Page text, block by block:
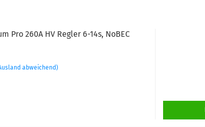
Pro 260A HV Regler 6-14s, NoBEC
abweichend)